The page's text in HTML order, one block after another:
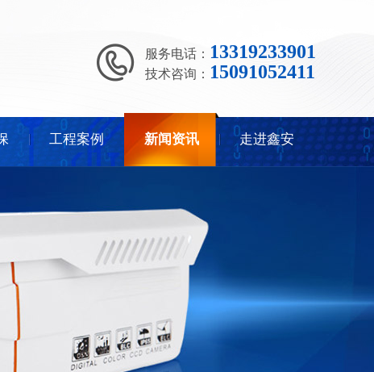
服务电话： 13319233901
技术咨询： 15091052411
工程案例 新闻资讯 走进鑫安